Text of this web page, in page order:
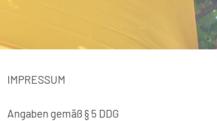
IMPRESSUM
Angaben gemäß § 5 DDG